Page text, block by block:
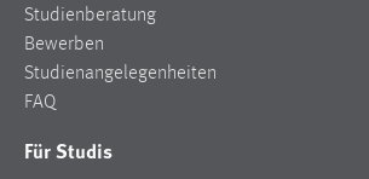
Studienberatung
Bewerben
Studienangelegenheiten
FAQ
Für Studis